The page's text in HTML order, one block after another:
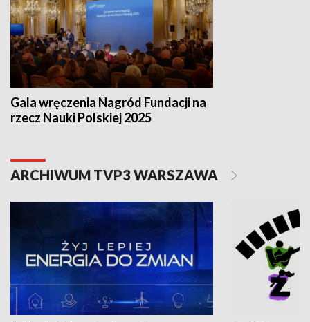
Gala wręczenia Nagród Fundacji na
rzecz Nauki Polskiej 2025
ARCHIWUM TVP3 WARSZAWA